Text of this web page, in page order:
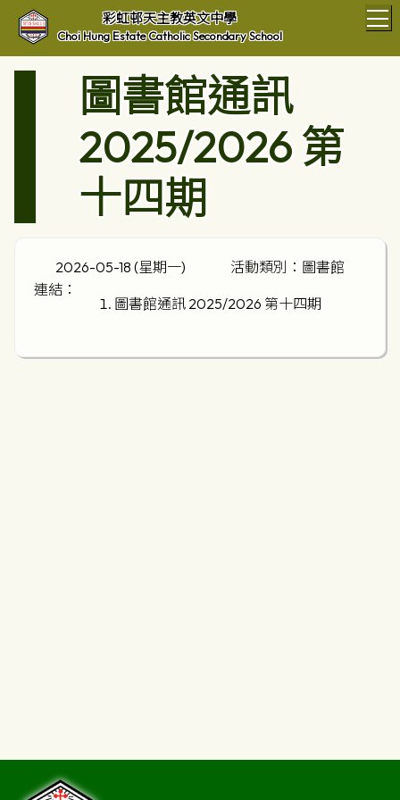
彩虹邨天主教英文中學
Choi Hung Estate Catholic Secondary School
圖書館通訊
2025/2026 第
十四期
2026-05-18 (星期一)
活動類別：圖書館
連結：
圖書館通訊 2025/2026 第十四期